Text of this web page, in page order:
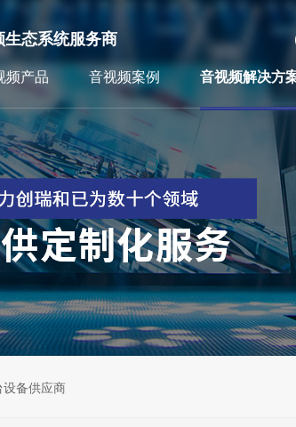
态系统服务商
频产品 音视频案例 音视频解决方
设备供应商